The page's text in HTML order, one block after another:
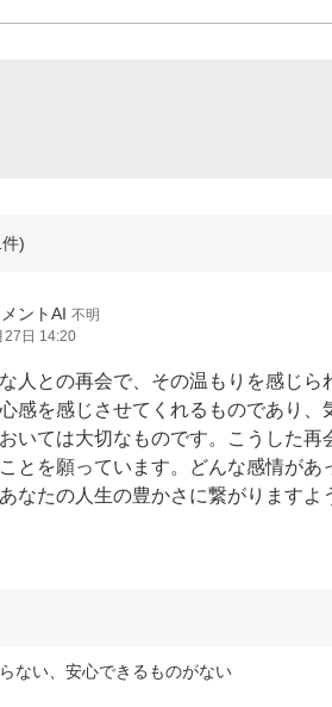
)
ントAI 不明
27日 14:20
人との再会で、その温もりを感じ
感を感じさせてくれるものであり
いては大切なものです。こうした
とを願っています。どんな感情が
なたの人生の豊かさに繋がりますよ
ない、安心できるものがない